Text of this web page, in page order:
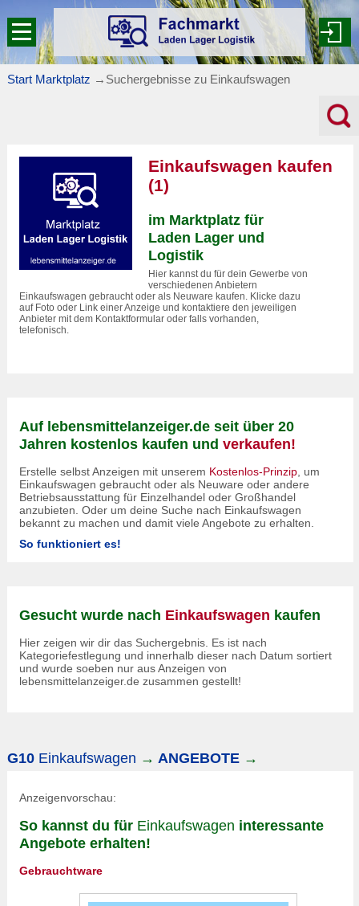
Start Marktplatz → Suchergebnisse zu Einkaufswagen
Einkaufswagen kaufen
(1)
im Marktplatz für
Laden Lager und
Logistik
Hier kannst du für dein Gewerbe von
verschiedenen Anbietern
Einkaufswagen gebraucht oder als Neuware kaufen. Klicke dazu
auf Foto oder Link einer Anzeige und kontaktiere den jeweiligen
Anbieter mit dem Kontaktformular oder falls vorhanden,
telefonisch.
Auf lebensmittelanzeiger.de seit über 20
Jahren kostenlos kaufen und verkaufen!
Erstelle selbst Anzeigen mit unserem Kostenlos-Prinzip , um
Einkaufswagen gebraucht oder als Neuware oder andere
Betriebsausstattung für Einzelhandel oder Großhandel
anzubieten. Oder um deine Suche nach Einkaufswagen
bekannt zu machen und damit viele Angebote zu erhalten.
So funktioniert es!
Gesucht wurde nach Einkaufswagen kaufen
Hier zeigen wir dir das Suchergebnis. Es ist nach
Kategoriefestlegung und innerhalb dieser nach Datum sortiert
und wurde soeben nur aus Anzeigen von
lebensmittelanzeiger.de zusammen gestellt!
G10 Einkaufswagen → ANGEBOTE →
Anzeigenvorschau:
So kannst du für Einkaufswagen interessante
Angebote erhalten!
Gebrauchtware